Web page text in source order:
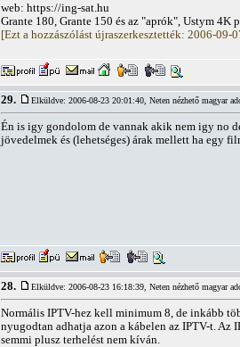
web: https://ing-sat.hu
Grante 180, Grante 150 és az "aprók", Ustym 4K
[Ezt a hozzászólást újraszerkesztették: 2006-09-
29. Elküldve: 2006-08-23 20:01:40, Neten nézhető magyar
Én is igy gondolom de vannak akik nem igy no
jövedelmek és (lehetséges) árak mellett ha egy
28. Elküldve: 2006-08-23 16:18:39, Neten nézhető magyar
Normális IPTV-hez kell minimum 8, de inkább
nyugodtan adhatja azon a kábelen az IPTV-t. Az
semmi plusz terhelést nem kíván.